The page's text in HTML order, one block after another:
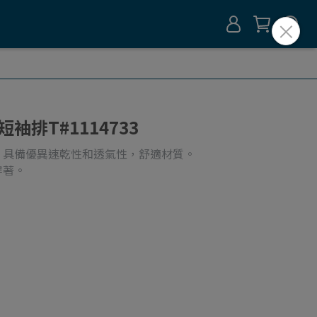
袖排T#1114733
備優異速乾性和透氣性，舒適材質。
。